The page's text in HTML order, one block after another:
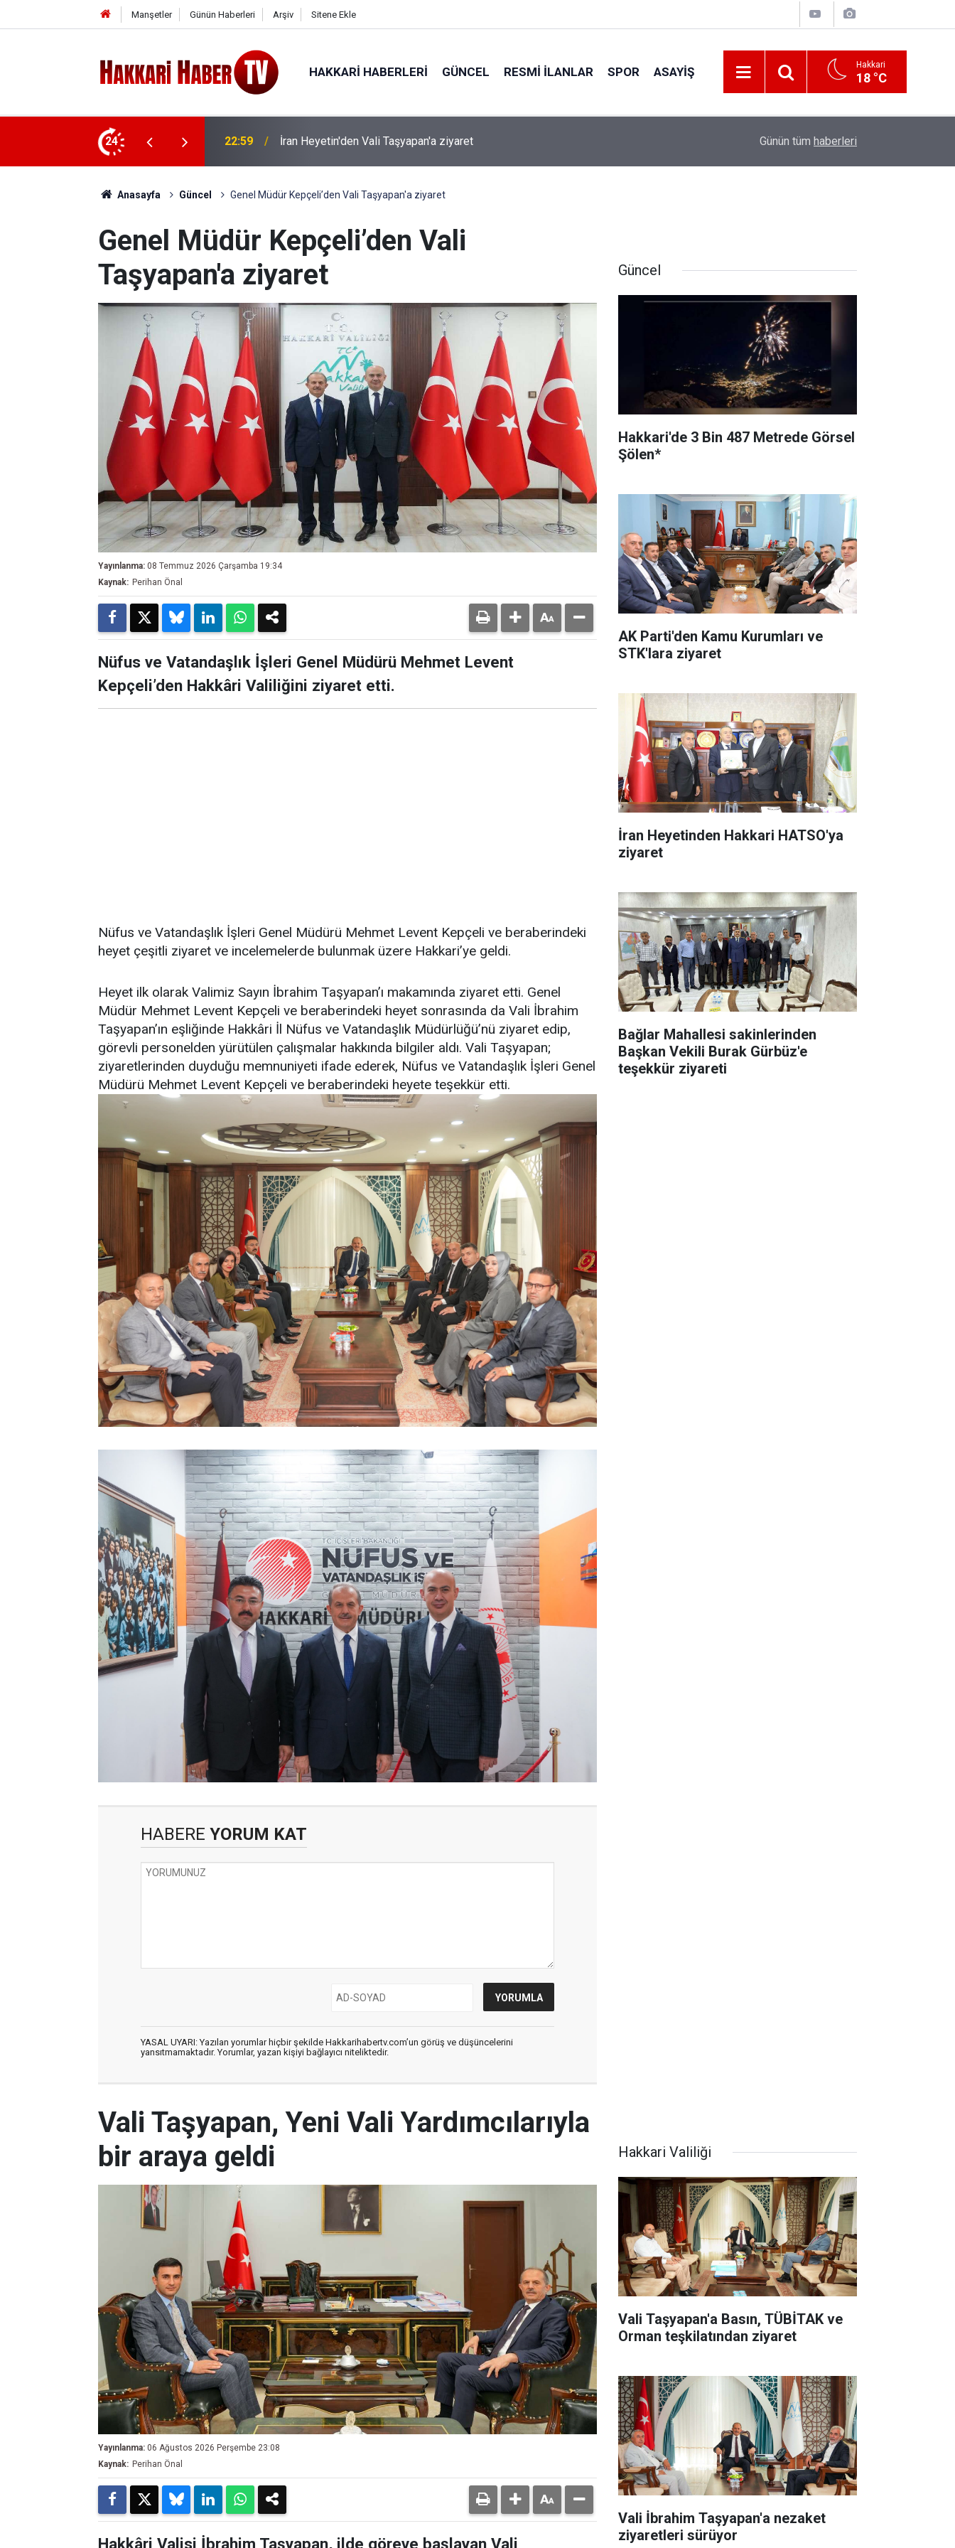
Manşetler Günün Haberleri Arşiv Sitene Ekle
HAKKARI HABERLERI GÜNCEL RESMI İLANLAR SPOR ASAYIŞ Hakkari
18 °C
24 22:53 İran Sınırında 7 Kilo 720 Gram Eroin ele geçirildi Kanat kalbine yenik düştü
Günün tüm haberleri
Anasayfa Güncel Genel Müdür Kepçeli’den Vali Taşyapan'a ziyaret
Genel Müdür Kepçeli’den Vali
Taşyapan'a ziyaret
Yayınlanma: 08 Temmuz 2026 Çarşamba 19:34
Kaynak: Perihan Önal
Nüfus ve Vatandaşlık İşleri Genel Müdürü Mehmet Levent
Kepçeli’den Hakkâri Valiliğini ziyaret etti.
Nüfus ve Vatandaşlık İşleri Genel Müdürü Mehmet Levent Kepçeli ve beraberindeki
heyet çeşitli ziyaret ve incelemelerde bulunmak üzere Hakkari’ye geldi.
Heyet ilk olarak Valimiz Sayın İbrahim Taşyapan’ı makamında ziyaret etti. Genel
Müdür Mehmet Levent Kepçeli ve beraberindeki heyet sonrasında da Vali İbrahim
Taşyapan’ın eşliğinde Hakkâri İl Nüfus ve Vatandaşlık Müdürlüğü’nü ziyaret edip,
görevli personelden yürütülen çalışmalar hakkında bilgiler aldı. Vali Taşyapan;
ziyaretlerinden duyduğu memnuniyeti ifade ederek, Nüfus ve Vatandaşlık İşleri Genel
Müdürü Mehmet Levent Kepçeli ve beraberindeki heyete teşekkür etti.
HABERE YORUM KAT
YASAL UYARI: Yazılan yorumlar hiçbir şekilde Hakkarihabertv.com’un görüş ve düşüncelerini
yansıtmamaktadır. Yorumlar, yazan kişiyi bağlayıcı niteliktedir.
Güncel
Hakkari'de 3 Bin 487 Metrede Görsel
Şölen*
AK Parti'den Kamu Kurumları ve
STK'lara ziyaret
İran Heyetinden Hakkari HATSO'ya
ziyaret
Bağlar Mahallesi sakinlerinden
Başkan Vekili Burak Gürbüz'e
teşekkür ziyareti
Vali Taşyapan, Yeni Vali Yardımcılarıyla
bir araya geldi
Yayınlanma: 06 Ağustos 2026 Perşembe 23:08
Kaynak: Perihan Önal
Hakkâri Valisi İbrahim Taşyapan, ilde göreve başlayan Vali
Hakkari Valiliği
Vali Taşyapan'a Basın, TÜBİTAK ve
Orman teşkilatından ziyaret
Vali İbrahim Taşyapan'a nezaket
ziyaretleri sürüyor